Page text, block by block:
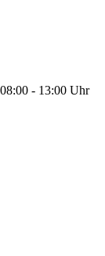
- 13:00 Uhr